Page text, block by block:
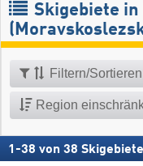
Skigebiete
Filtern/Sortieren
Region
1 -38 von 38